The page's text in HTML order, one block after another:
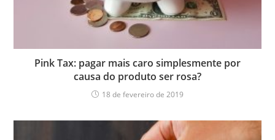
Pink Tax: pagar mais caro simplesmente por
causa do produto ser rosa?
18 de fevereiro de 2019